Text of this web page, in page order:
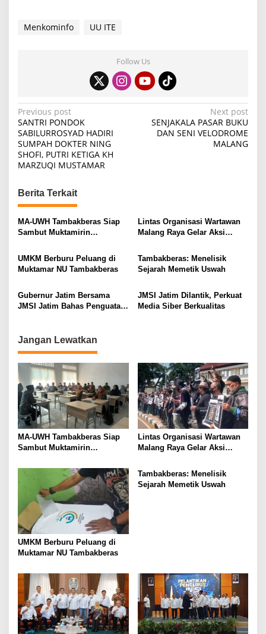
Menkominfo UU ITE
Follow Us
P
o
s
t
a
v
i
a
i
o
n
Previous post
SANTRI PONDOK
SABILURROSYAD HADIRI
SUMPAH DOKTER NING
SHOFI, PUTRI KETIGA KH
MARZUQI MUSTAMAR
Next post
SENJAKALA PASAR BUKU
DAN SENI VELODROME
MALANG
Berita Terkait
MA-UWH Tambakberas Siap
Sambut Muktamirin
Lintas Organisasi Wartawan
Malang Raya Gelar Aksi
Ireng”
UMKM Berburu Peluang di
Muktamar NU Tambakberas
Tambakberas: Menelisik
Sejarah Memetik Uswah
Gubernur Jatim Bersama
JMSI Jatim Bahas Penguatan
JMSI Jatim Dilantik, Perkuat
Media Siber Berkualitas
Jangan Lewatkan
MA-UWH Tambakberas Siap
Sambut Muktamirin
Lintas Organisasi Wartawan
Malang Raya Gelar Aksi
Ireng”
UMKM Berburu Peluang di
Muktamar NU Tambakberas
Tambakberas: Menelisik
Sejarah Memetik Uswah